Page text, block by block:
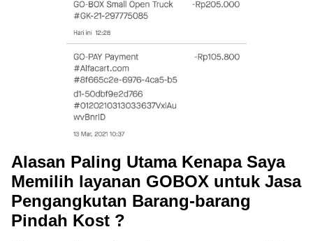
Alasan Paling Utama Kenapa Saya
Memilih layanan GOBOX untuk Jasa
Pengangkutan Barang-barang
Pindah Kost ?